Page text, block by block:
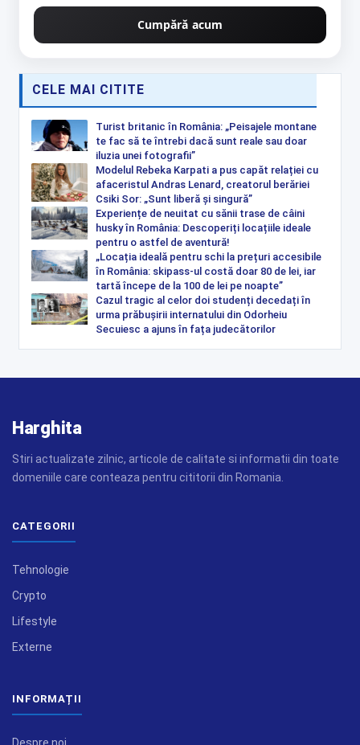
Cumpără acum
CELE MAI CITITE
Turist britanic în România: „Peisajele montane
te fac să te întrebi dacă sunt reale sau doar
iluzia unei fotografii”
Modelul Rebeka Karpati a pus capăt relației cu
afaceristul Andras Lenard, creatorul berăriei
Csiki Sor: „Sunt liberă și singură”
Experiențe de neuitat cu sănii trase de câini
husky în România: Descoperiți locațiile ideale
pentru o astfel de aventură!
„Locația ideală pentru schi la prețuri accesibile
în România: skipass-ul costă doar 80 de lei, iar
tartă începe de la 100 de lei pe noapte”
Cazul tragic al celor doi studenți decedați în
urma prăbușirii internatului din Odorheiu
Secuiesc a ajuns în fața judecătorilor
Harghita
Stiri actualizate zilnic, articole de calitate si informatii din toate
domeniile care conteaza pentru cititorii din Romania.
CATEGORII
Tehnologie
Crypto
Lifestyle
Externe
INFORMAȚII